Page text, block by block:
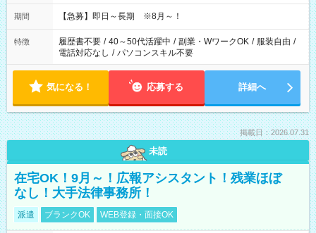
期間 【急募】即日～長期 ※8月～！
特徴 履歴書不要 / 40～50代活躍中 / 副業・WワークOK / 服装自由 /
電話対応なし / パソコンスキル不要
気になる！ 応募する 詳細へ
掲載日：2026.07.31
未読
在宅OK！9月～！広報アシスタント！残業ほぼ
なし！大手法律事務所！
派遣 ブランクOK WEB登録・面接OK